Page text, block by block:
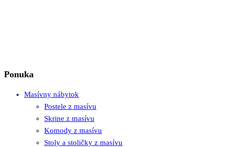
Ponuka
Masívny nábytok
Postele z masívu
Skrine z masívu
Komody z masívu
Stoly a stoličky z masívu